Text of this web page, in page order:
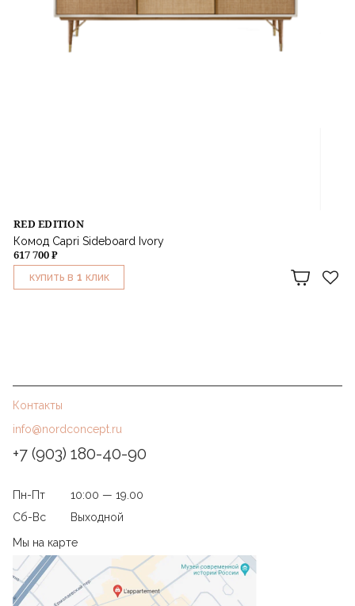
RED EDITION
Комод Capri Sideboard Ivory
617 700 ₽
КУПИТЬ В 1 КЛИК
Контакты
info@nordconcept.ru
+7 (903) 180-40-90
Пн-Пт
10:00 — 19.00
Сб-Вс
Выходной
Мы на карте